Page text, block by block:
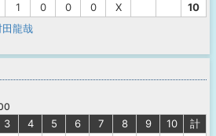
1 0 0 0 X
10
田龍哉
3 4 5 6 7 8 9 10
計